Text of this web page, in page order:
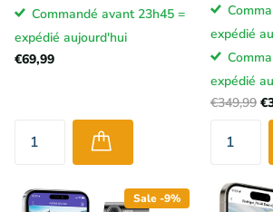
Commandé avant 23h45 =
expédié aujourd'hui
€69,99
expédié
expédié
€349,99
Sale -9%